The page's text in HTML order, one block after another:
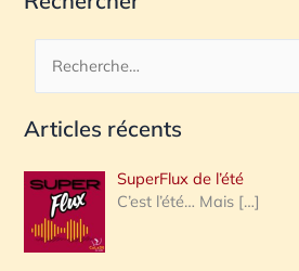
c
e
r
c
Articles récents
SuperFlux de l’été
C’est l’été… Mais […]